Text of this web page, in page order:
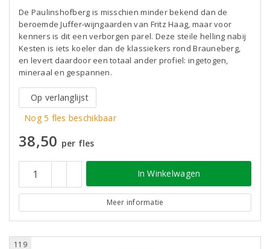
De Paulinshofberg is misschien minder bekend dan de
beroemde Juffer-wijngaarden van Fritz Haag, maar voor
kenners is dit een verborgen parel. Deze steile helling nabij
Kesten is iets koeler dan de klassiekers rond Brauneberg,
en levert daardoor een totaal ander profiel: ingetogen,
mineraal en gespannen.
Op verlanglijst
Nog 5 fles beschikbaar
38,50 per fles
In Winkelwagen
Meer informatie
119